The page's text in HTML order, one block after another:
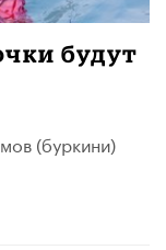
будут
(буркини)